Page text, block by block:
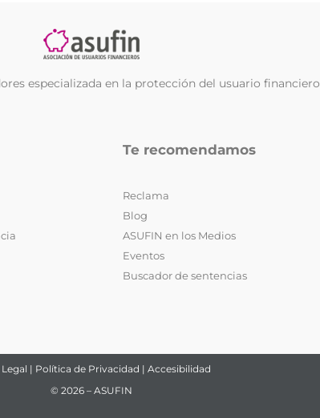
especializada en la protección del usuario financiero
Te recomendamos
Reclama
Blog
ASUFIN en los Medios
Eventos
Buscador de sentencias
| Política de Privacidad | Accesibilidad
© 2026 – ASUFIN